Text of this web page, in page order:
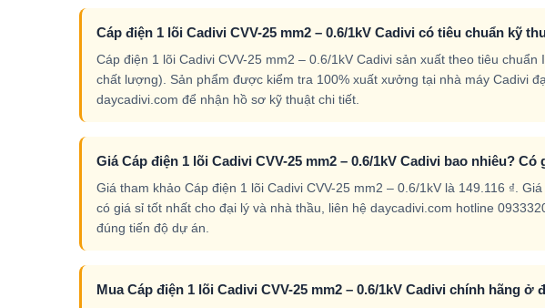
Cáp điện 1 lõi Cadivi CVV-25 mm2 – 0.6/1kV Cadivi có tiêu chuẩn kỹ
Cáp điện 1 lõi Cadivi CVV-25 mm2 – 0.6/1kV Cadivi sản xuất theo tiêu
chất lượng). Sản phẩm được kiểm tra 100% xuất xưởng tại nhà máy Cadivi
daycadivi.com để nhận hồ sơ kỹ thuật chi tiết.
Giá Cáp điện 1 lõi Cadivi CVV-25 mm2 – 0.6/1kV Cadivi bao nhiêu?
Giá tham khảo Cáp điện 1 lõi Cadivi CVV-25 mm2 – 0.6/1kV là 149.116 ₫.
có giá sỉ tốt nhất cho đại lý và nhà thầu, liên hệ daycadivi.com hotline
đúng tiến độ dự án.
Mua Cáp điện 1 lõi Cadivi CVV-25 mm2 – 0.6/1kV Cadivi chính hãng ở